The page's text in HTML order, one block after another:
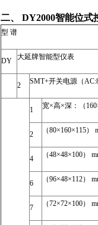
二、 DY2000智能位式
型 谱
DY 大延牌智能型仪表
2 SMT+开关电源（
1 宽×高×深：（
2 （80×160×115）
4 （48×48×100）
6 （96×48×112）
7 （72×72×100）